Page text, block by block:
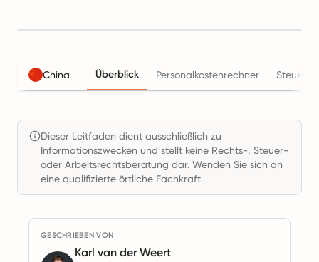
China Überblick Personalkostenrechner Steuern
Dieser Leitfaden dient ausschließlich zu
Informationszwecken und stellt keine Rechts-, Steuer-
oder Arbeitsrechtsberatung dar. Wenden Sie sich an
eine qualifizierte örtliche Fachkraft.
GESCHRIEBEN VON
Karl van der Weert